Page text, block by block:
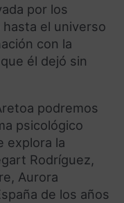
por los
el universo
con la
él dejó sin
podremos
psicológico
explora la
Rodríguez,
Aurora
de los años